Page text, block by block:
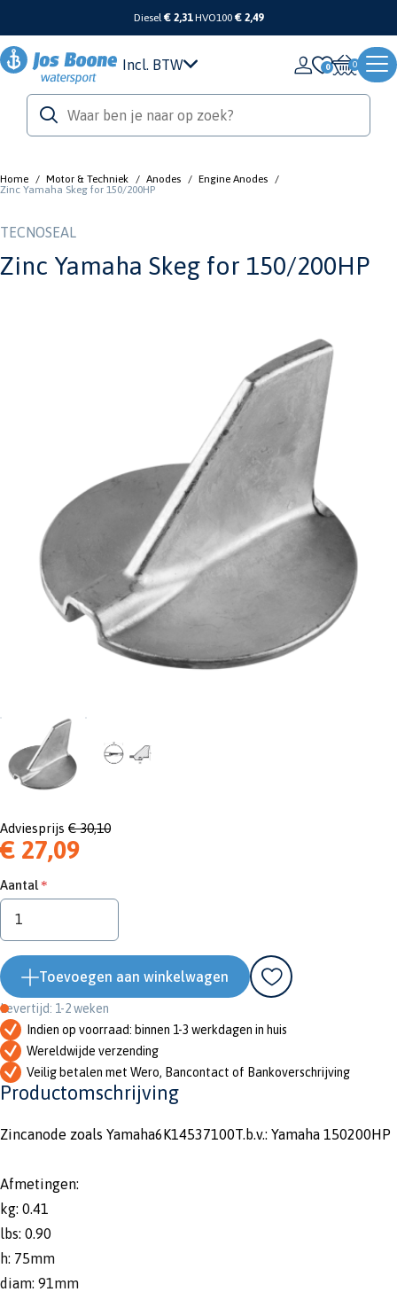
Diesel€ 2,31 HVO100 € 2,49
Incl. BTW 0
Home / Motor & Techniek / Anodes / Engine Anodes /
Zinc Yamaha Skeg for 150/200HP
TECNOSEAL
Zinc Yamaha Skeg for 150/200HP
Adviesprijs € 30,10
€ 27,09
Aantal
Toevoegen aan winkelwagen
Levertijd: 1-2 weken
Indien op voorraad: binnen 1-3 werkdagen in huis
Wereldwijde verzending
Veilig betalen met Wero, Bancontact of Bankoverschrijving
Productomschrijving
Zincanode zoals Yamaha6K14537100T.b.v.: Yamaha 150200HP
Afmetingen:
kg: 0.41
lbs: 0.90
h: 75mm
diam: 91mm